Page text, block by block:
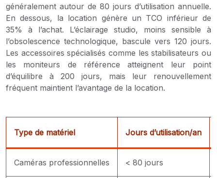
généralement autour de 80 jours d’utilisation annuelle.
En dessous, la location génère un TCO inférieur de
35% à l’achat. L’éclairage studio, moins sensible à
l’obsolescence technologique, bascule vers 120 jours.
Les accessoires spécialisés comme les stabilisateurs ou
les moniteurs de référence atteignent leur point
d’équilibre à 200 jours, mais leur renouvellement
fréquent maintient l’avantage de la location.
Type de matériel Jours d’utilisation/an
Caméras professionnelles < 80 jours